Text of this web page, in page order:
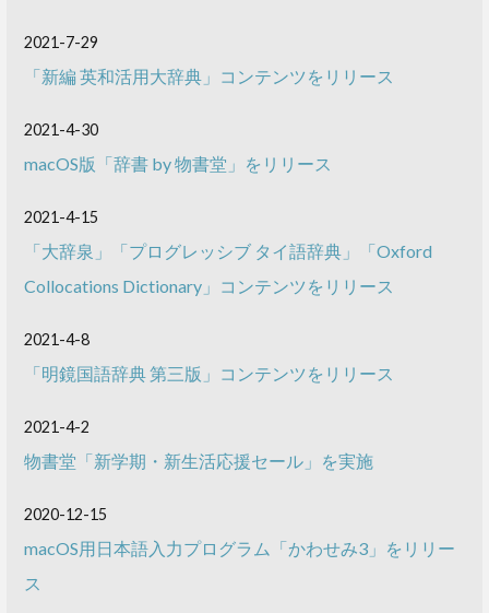
2021-7-29
「新編 英和活用大辞典」コンテンツをリリース
2021-4-30
macOS版「辞書 by 物書堂」をリリース
2021-4-15
「大辞泉」「プログレッシブ タイ語辞典」「Oxford
Collocations Dictionary」コンテンツをリリース
2021-4-8
「明鏡国語辞典 第三版」コンテンツをリリース
2021-4-2
物書堂「新学期・新生活応援セール」を実施
2020-12-15
macOS用日本語入力プログラム「かわせみ3」をリリー
ス